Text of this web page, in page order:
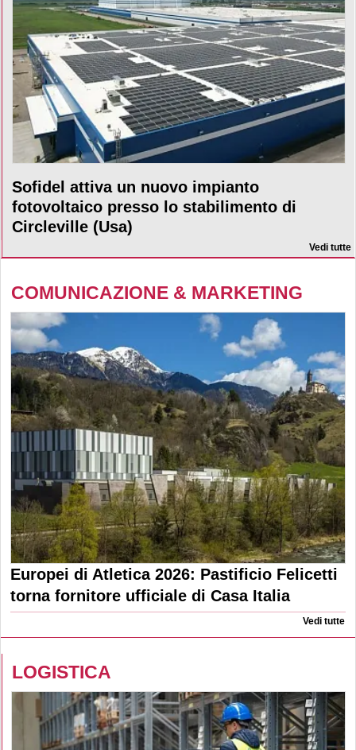
Sofidel attiva un nuovo impianto
fotovoltaico presso lo stabilimento di
Circleville (Usa)
Vedi tutte
COMUNICAZIONE & MARKETING
Europei di Atletica 2026: Pastificio Felicetti
torna fornitore ufficiale di Casa Italia
Vedi tutte
LOGISTICA